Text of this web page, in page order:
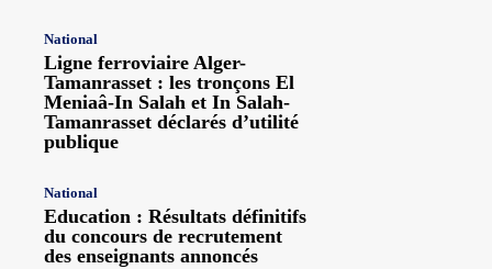
National
Ligne ferroviaire Alger-
Tamanrasset : les tronçons El
Meniaâ-In Salah et In Salah-
Tamanrasset déclarés d’utilité
publique
National
Education : Résultats définitifs
du concours de recrutement
des enseignants annoncés